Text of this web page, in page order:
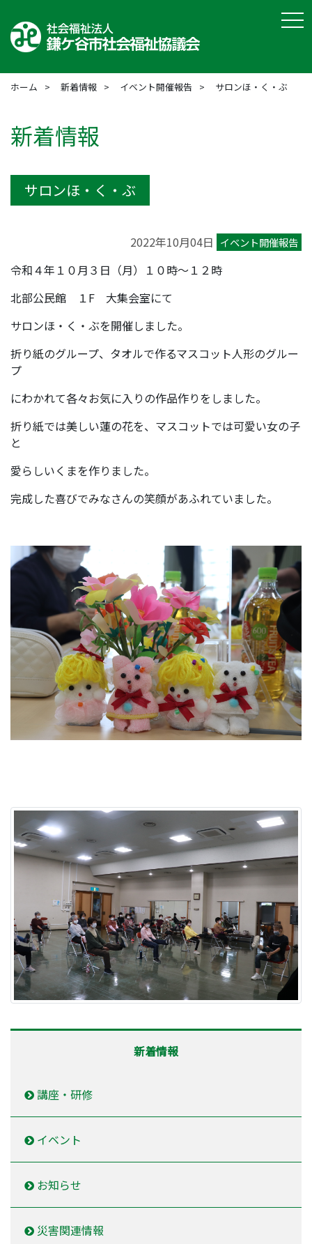
ホーム 新着情報 イベント開催報告 サロンほ・く・ぶ
新着情報
サロンほ・く・ぶ
2022年10月04日 イベント開催報告
令和４年１０月３日（月）１０時～１２時
北部公民館 １F 大集会室にて
サロンほ・く・ぶを開催しました。
折り紙のグループ、タオルで作るマスコット人形のグルー
プ
にわかれて各々お気に入りの作品作りをしました。
折り紙では美しい蓮の花を、マスコットでは可愛い女の子
と
愛らしいくまを作りました。
完成した喜びでみなさんの笑顔があふれていました。
新着情報
講座・研修
イベント
お知らせ
災害関連情報